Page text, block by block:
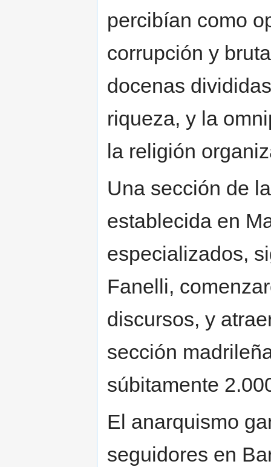
percibían como
corrupción y
docenas
riqueza, y la
la religión
Una sección de
establecida en
especializados,
Fanelli,
discursos, y
sección
súbitamente
El anarquismo
seguidores en